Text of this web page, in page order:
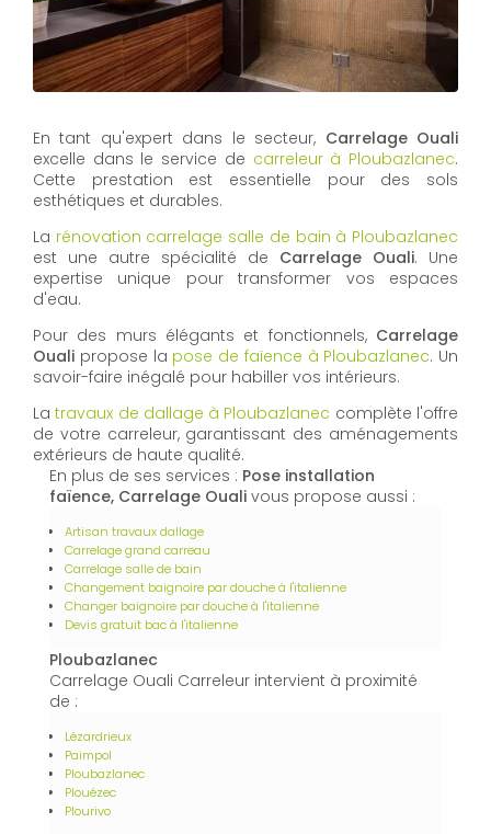
En tant qu'expert dans le secteur, Carrelage Ouali
excelle dans le service de carreleur à Ploubazlanec.
Cette prestation est essentielle pour des sols
esthétiques et durables.
La rénovation carrelage salle de bain à Ploubazlanec
est une autre spécialité de Carrelage Ouali. Une
expertise unique pour transformer vos espaces
d'eau.
Pour des murs élégants et fonctionnels, Carrelage
Ouali propose la pose de faïence à Ploubazlanec. Un
savoir-faire inégalé pour habiller vos intérieurs.
Latravaux de dallage à Ploubazlanec complète l'offre
de votre carreleur, garantissant des aménagements
extérieurs de haute qualité.
En plus de ses services : Pose installation
faïence, Carrelage Ouali vous propose aussi :
Artisan travaux dallage
Carrelage grand carreau
Carrelage salle de bain
Changement baignoire par douche à l'italienne
Changer baignoire par douche à l'italienne
Devis gratuit bac à l'italienne
Ploubazlanec
Carrelage Ouali Carreleur intervient à proximité
de :
Lézardrieux
Paimpol
Ploubazlanec
Plouézec
Plourivo